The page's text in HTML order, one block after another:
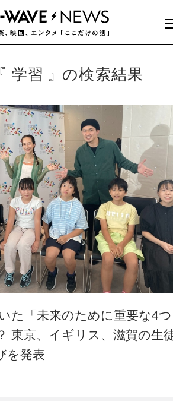
学習 の検索結果
た「未来のために重要な4つ
東京、イギリス、滋賀の生
を発表